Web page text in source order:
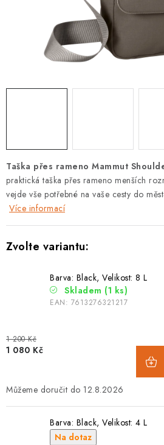
PODLE AKTIVITY
ZNAČKY
Doprava a platba Vše o nákupu
Taška přes rameno Mammut
praktická taška přes rameno menších
vejde vše potřebné na vaše cesty do
Více informací
Barva: Black, Velikost: 8 L
Skladem (1 ks)
EAN: 7613276321217
1 200 Kč
1 080 Kč
12.8.2026
Barva: Black, Velikost: 4 L
Na dotaz